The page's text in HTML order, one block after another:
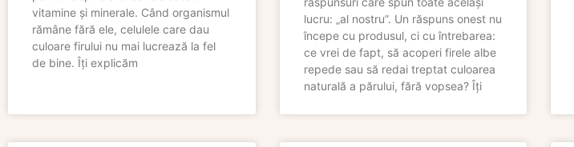
vitamine și minerale. Când organismul
rămâne fără ele, celulele care dau
culoare firului nu mai lucrează la fel
de bine. Îți explicăm
lucru: „al nostru”. Un răspuns onest nu
începe cu produsul, ci cu întrebarea:
ce vrei de fapt, să acoperi firele albe
repede sau să redai treptat culoarea
naturală a părului, fără vopsea? Îți